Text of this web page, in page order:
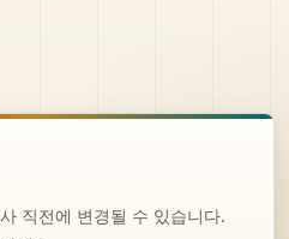
직전에 변경될 수 있습니다.